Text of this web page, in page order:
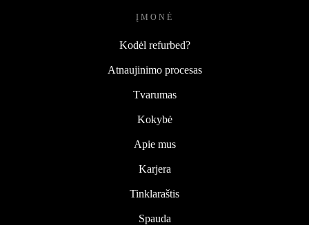
ĮMONĖ
Kodėl refurbed?
Atnaujinimo procesas
Tvarumas
Kokybė
Apie mus
Karjera
Tinklaraštis
Spauda